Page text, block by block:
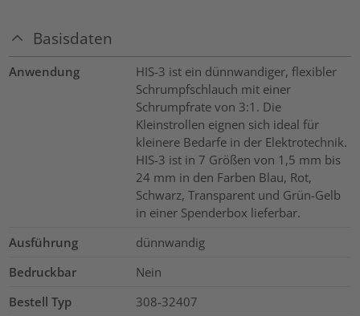
Basisdaten
Anwendung
HIS-3 ist ein dünnwandiger, flexibler
Schrumpfschlauch mit einer
Schrumpfrate von 3:1. Die
Kleinstrollen eignen sich ideal für
kleinere Bedarfe in der Elektrotechnik.
HIS-3 ist in 7 Größen von 1,5 mm bis
24 mm in den Farben Blau, Rot,
Schwarz, Transparent und Grün-Gelb
in einer Spenderbox lieferbar.
Ausführung
dünnwandig
Bedruckbar
Nein
Bestell Typ
308-32407